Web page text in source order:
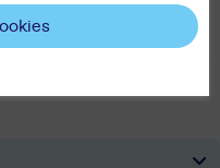
Deze bus rijdt een mooie
Charlie en rijdt
en Neukolln. Kortom, Centro
voor jouw bezoek